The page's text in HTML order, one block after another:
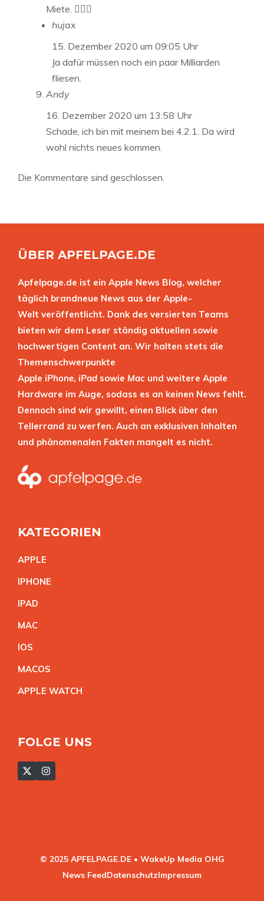
Miete. 🤷🏼‍♂️
hujax
15. Dezember 2020 um 09:05 Uhr
Ja dafür müssen noch ein paar Milliarden
fliesen.
Andy
16. Dezember 2020 um 13:58 Uhr
Schade, ich bin mit meinem bei 4.2.1. Da wird
wohl nichts neues kommen.
Die Kommentare sind geschlossen.
ÜBER APFELPAGE.DE
Apfelpage.de ist ein Apple News Blog, welcher
täglich brandneue News aus der Apple-
Welt veröffentlicht. Dank des versierten Teams
bieten wir dem Leser ständig aktuellen sowie
hochwertigen Content an. Wir halten stets die
Themenschwerpunkte
Apple iPhone, iPad sowie Mac und weitere Apple
Hardware im Auge, sodass es an keinen News fehlt.
Dennoch sind wir gewillt, einen Blick über den
Tellerrand zu werfen. Auch an exklusiven Inhalten
und phänomenalen Fakten mangelt es nicht.
KATEGORIEN
APPLE
IPHONE
IPAD
MAC
IOS
MACOS
APPLE WATCH
FOLGE UNS
© 2025 APFELPAGE.DE • WakeUp Media OHG
News FeedDatenschutzImpressum